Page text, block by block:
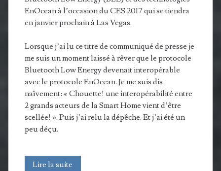
EnOcean à l’occasion du CES 2017 qui se tiendra
en janvier prochain à Las Vegas.
Lorsque j’ai lu ce titre de communiqué de presse je
me suis un moment laissé à rêver que le protocole
Bluetooth Low Energy devenait interopérable
avec le protocole EnOcean. Je me suis dis
naïvement: « Chouette! une interopérabilité entre
2 grands acteurs de la Smart Home vient d’être
scellée! ». Puis j’ai relu la dépêche. Et j’ai été un
peu déçu.
Lire la suite